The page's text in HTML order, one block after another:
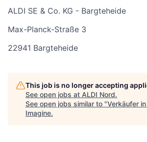
ALDI SE & Co. KG - Bargteheide
Max-Planck-Straße 3
22941 Bargteheide
This job is no longer accepting
See open jobs at ALDI Nord.
See open jobs similar to "Verkäufer
Imagine.